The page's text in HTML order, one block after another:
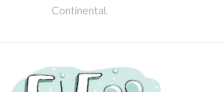
Continental.